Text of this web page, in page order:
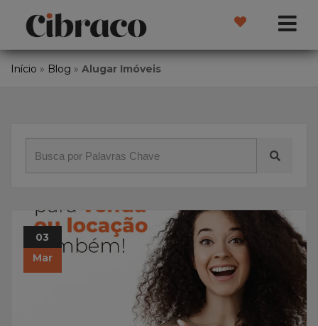
Início » Blog » Alugar Imóveis
03
Mar